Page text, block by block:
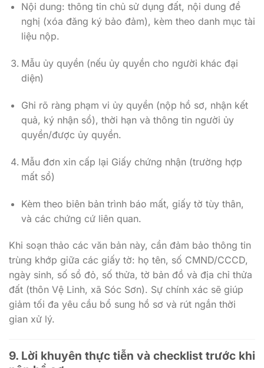
Nội dung: thông tin chủ sử dụng đất, nội dung đề
nghị (xóa đăng ký bảo đảm), kèm theo danh mục tài
liệu nộp.
Mẫu ủy quyền (nếu ủy quyền cho người khác đại
diện)
Ghi rõ ràng phạm vi ủy quyền (nộp hồ sơ, nhận kết
quả, ký nhận sổ), thời hạn và thông tin người ủy
quyền/được ủy quyền.
Mẫu đơn xin cấp lại Giấy chứng nhận (trường hợp
mất sổ)
Kèm theo biên bản trình báo mất, giấy tờ tùy thân,
và các chứng cứ liên quan.
Khi soạn thảo các văn bản này, cần đảm bảo thông tin
trùng khớp giữa các giấy tờ: họ tên, số CMND/CCCD,
ngày sinh, số sổ đỏ, số thửa, tờ bản đồ và địa chỉ thửa
đất (thôn Vệ Linh, xã Sóc Sơn). Sự chính xác sẽ giúp
giảm tối đa yêu cầu bổ sung hồ sơ và rút ngắn thời
gian xử lý.
9. Lời khuyên thực tiễn và checklist trước khi